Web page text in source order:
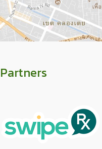
Partners